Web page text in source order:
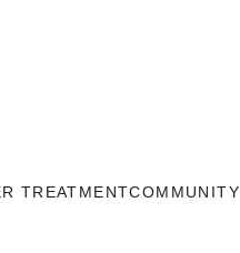
TREATMENTCOMMUNITY